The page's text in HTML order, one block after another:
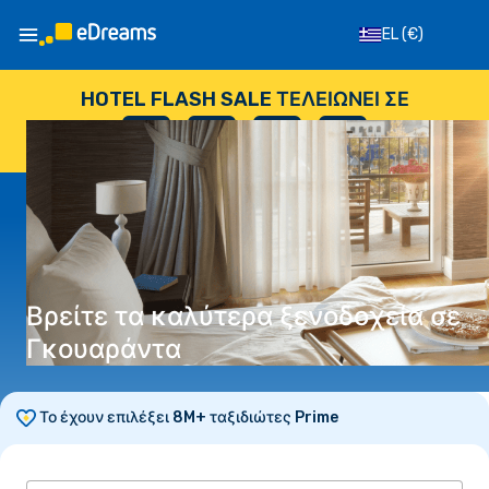
EL(€)
HOTEL FLASH SALE ΤΕΛΕΙΏΝΕΙ ΣΕ
--
ΗΜΈΡΕΣ
: --
ΏΡΕΣ
: --
ΔΕΥΤΕΡΌΛΕΠΤΑ
Βρείτε τα καλύτερα ξενοδοχεία σε
Γκουαράντα
Το έχουν επιλέξει 8M+ ταξιδιώτες Prime